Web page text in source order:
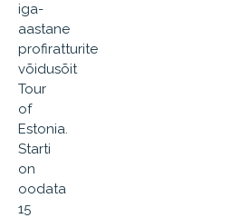
iga-
aastane
profiratturite
võidusõit
Tour
of
Estonia.
Starti
on
oodata
15